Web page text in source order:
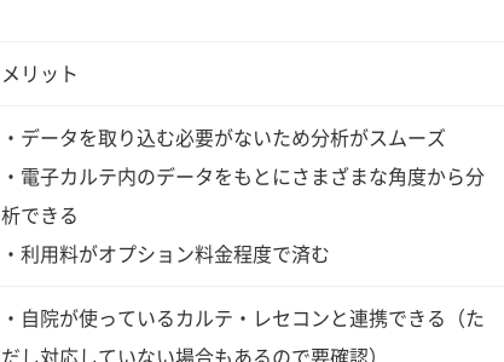
メリット
・データを取り込む必要がないため分析がスムーズ
・電子カルテ内のデータをもとにさまざまな角度から分
析できる
・利用料がオプション料金程度で済む
・自院が使っているカルテ・レセコンと連携できる（た
だし対応していない場合もあるので要確認）